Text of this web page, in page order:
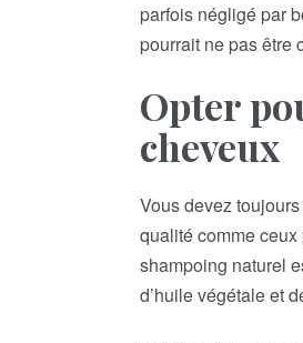
parfois négligé par
pourrait ne pas être
Opter
cheveux
Vous devez
qualité comme
shampoing naturel
d’huile végétale et